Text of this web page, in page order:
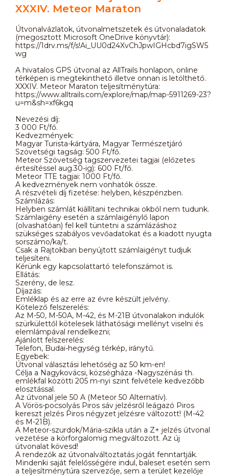
XXXIV. Meteor Maraton
Útvonalvázlatok, útvonalmetszetek és útvonaladatok
(megosztott Microsoft OneDrive könyvtár):
https://1drv.ms/f/s!Ai_UU0d24XvChJpwIGHcbd7igSW5
wg
A hivatalos GPS útvonal az AllTrails honlapon, online
térképen is megtekinthető illetve onnan is letölthető.
XXXIV. Meteor Maraton teljesítménytúra:
https://www.alltrails.com/explore/map/map-5911269-23?
u=m&sh=xf6kgq
Nevezési díj:
3 000 Ft/fő.
Kedvezmények:
Magyar Turista-kártyára, Magyar Természetjáró
Szövetségi tagság: 500 Ft/fő.
Meteor Szövetség tagszervezetei tagjai (előzetes
értesítéssel aug.30-ig): 600 Ft/fő.
Meteor TTE tagjai: 1000 Ft/fő.
A kedvezmények nem vonhatók össze.
A részvételi díj fizetése: helyben, készpénzben.
Számlázás:
Helyben számlát kiállítani technikai okból nem tudunk.
Számlaigény esetén a számlaigénylő lapon
(olvashatóan) fel kell tüntetni a számlázáshoz
szükséges szabályos vevőadatokat és a kiadott nyugta
sorszámo/ka/t.
Csak a Rajtokban benyújtott számlaigényt tudjuk
teljesíteni.
Kérünk egy kapcsolattartó telefonszámot is.
Ellátás:
Szerény, de lesz.
Díjazás:
Emléklap és az erre az évre készült jelvény.
Kötelező felszerelés:
Az M-50, M-50A, M-42, és M-21B útvonalakon indulók
szürkülettől kötelesek láthatósági mellényt viselni és
elemlámpával rendelkezni;
Ajánlott felszerelés:
Telefon, Budai-hegység térkép, iránytű.
Egyebek:
Útvonal választási lehetőség az 50 km-en!
Célja a Nagykovácsi, községháza -Nagyszénási th.
emlékfal közötti 205 m-nyi szint felvétele kedvezőbb
elosztással.
Az útvonal jele 50 A (Meteor 50 Alternatív).
A Vörös-pocsolyás Piros sáv jelzésről leágazó Piros
kereszt jelzés Piros négyzet jelzésre változott! (M-42
és M-21B).
A Meteor-szurdok/Mária-szikla után a Z+ jelzés útvonal
vezetése a körforgalomig megváltozott. Az új
útvonalat kövesd!
A rendezők az útvonalváltoztatás jogát fenntartják.
Mindenki saját felelősségére indul, baleset esetén sem
a teljesítménytúra szervezője, sem a terület kezelője